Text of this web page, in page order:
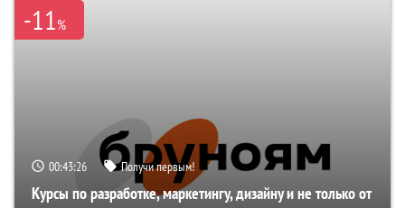
-11%
00:43:25 Получи первым!
Курсы по разработке, маркетингу, дизайну и не только от